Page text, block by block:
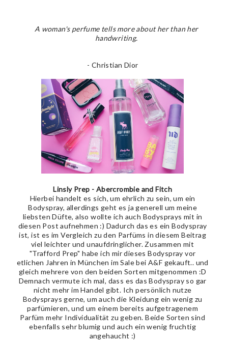
A woman's perfume tells more about her than her
handwriting.
- Christian Dior
Linsly Prep - Abercrombie and Fitch
Hierbei handelt es sich, um ehrlich zu sein, um ein
Bodyspray, allerdings geht es ja generell um meine
liebsten Düfte, also wollte ich auch Bodysprays mit in
diesen Post aufnehmen :) Dadurch das es ein Bodyspray
ist, ist es im Vergleich zu den Parfüms in diesem Beitrag
viel leichter und unaufdringlicher. Zusammen mit
"Trafford Prep" habe ich mir dieses Bodyspray vor
etlichen Jahren in München im Sale bei A&F gekauft.. und
gleich mehrere von den beiden Sorten mitgenommen :D
Demnach vermute ich mal, dass es das Bodyspray so gar
nicht mehr im Handel gibt. Ich persönlich nutze
Bodysprays gerne, um auch die Kleidung ein wenig zu
parfümieren, und um einem bereits aufgetragenem
Parfüm mehr Individualität zu geben. Beide Sorten sind
ebenfalls sehr blumig und auch ein wenig fruchtig
angehaucht :)